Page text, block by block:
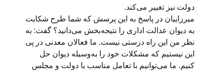
دولت نیز تغییر می‌کند.
میرزاییان در پاسخ به این پرسش که شما طرح شکایت
به دیوان عدالت اداری را نتیجه‌بخش می‌دانید؟ گفت: به
نظر من این راه درستی نیست. ما فعالان معدنی در پی
این نیستیم که مشکلات خود را به‌وسیله دیوان حل
کنیم. ما می‌توانیم با تعامل مناسب با دولت و مجلس